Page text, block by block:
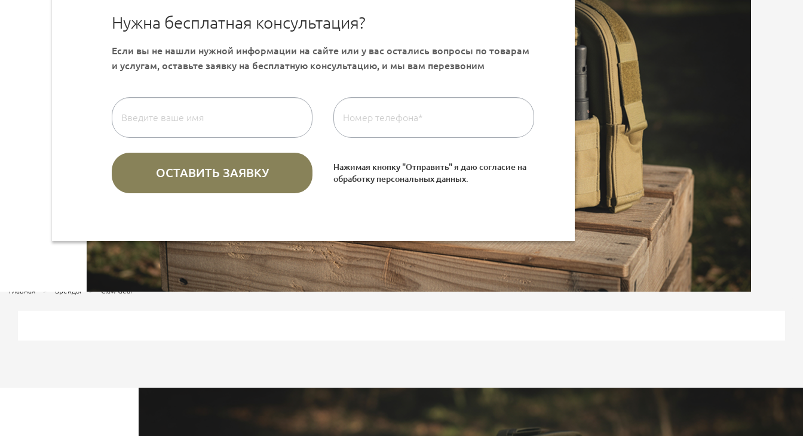
Нужна бесплатная консультация?
Нажимая кнопку "Отправить" я даю согласие на
обработку персональных данных
Главная Бренды Claw Gear